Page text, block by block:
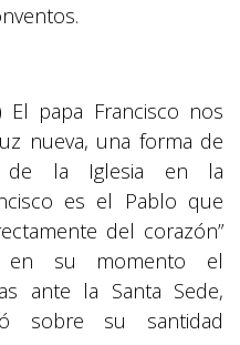
El papa Francisco nos
nueva, una forma de
de la Iglesia en la
es el Pablo que
del corazón”
en su momento el
ante la Santa Sede,
sobre su santidad